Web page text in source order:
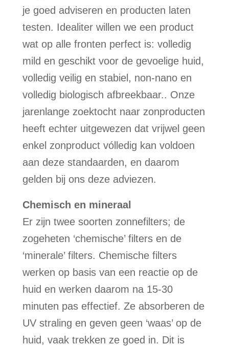
je goed adviseren en producten laten
testen. Idealiter willen we een product
wat op alle fronten perfect is: volledig
mild en geschikt voor de gevoelige huid,
volledig veilig en stabiel, non-nano en
volledig biologisch afbreekbaar.. Onze
jarenlange zoektocht naar zonproducten
heeft echter uitgewezen dat vrijwel geen
enkel zonproduct vólledig kan voldoen
aan deze standaarden, en daarom
gelden bij ons deze adviezen.
Chemisch en mineraal
Er zijn twee soorten zonnefilters; de
zogeheten ‘chemische’ filters en de
‘minerale’ filters. Chemische filters
werken op basis van een reactie op de
huid en werken daarom na 15-30
minuten pas effectief. Ze absorberen de
UV straling en geven geen ‘waas’ op de
huid, vaak trekken ze goed in. Dit is